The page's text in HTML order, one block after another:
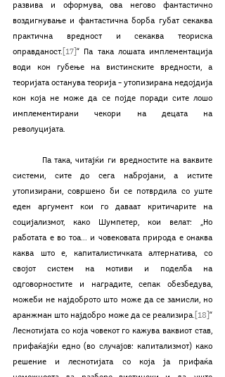
развива и оформува, ова негово фантастично
воздигнување и фантастична борба губат секаква
практична вредност и секаква теориска
оправданост. [17] “ Па така лошата имплементација
води кон губење на вистинските вредности, а
теоријата останува теорија – утопизирана недојдија
кон која не може да се појде поради сите лошо
имплементирани чекори на децата на
револуцијата.
системи, сите до сега набројани, а истите
утопизирани, совршено би се потврдила со уште
еден аргумент кои го даваат критичарите на
социјализмот, како Шумпетер, кои велат: „Но
работата е во тоа... и човековата природа е онаква
каква што е, капиталистичката алтернатива, со
својот систем на мотиви и поделба на
одговорностите и наградите, сепак обезбедува,
можеби не најдоброто што може да се замисли, но
аранжман што најдобро може да се реализира. [18] “
Леснотијата со која човекот го кажува ваквиот став,
прифаќајќи едно (во случајов: капитализмот) како
решение и леснотијата со која ја прифаќа